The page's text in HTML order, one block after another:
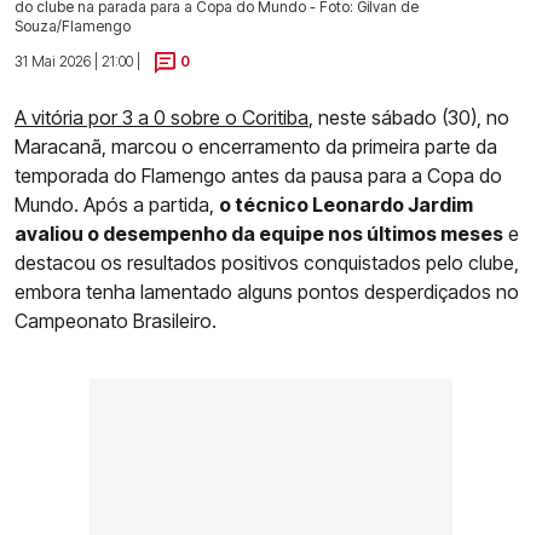
do clube na parada para a Copa do Mundo - Foto: Gilvan de
Souza/Flamengo
31 Mai 2026 | 21:00 |
0
A vitória por 3 a 0 sobre o Coritiba , neste sábado (30), no
Maracanã, marcou o encerramento da primeira parte da
temporada do Flamengo antes da pausa para a Copa do
Mundo. Após a partida, o técnico Leonardo Jardim
avaliou o desempenho da equipe nos últimos meses e
destacou os resultados positivos conquistados pelo clube,
embora tenha lamentado alguns pontos desperdiçados no
Campeonato Brasileiro.